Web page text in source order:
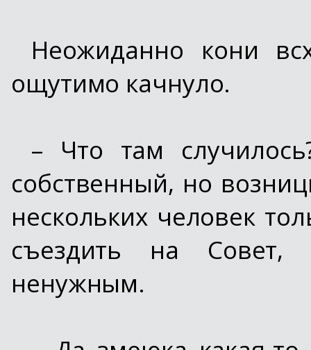
Неожиданно кони
ощутимо качнуло.
– Что там
собственный, но
нескольких человек
съездить на Совет,
ненужным.